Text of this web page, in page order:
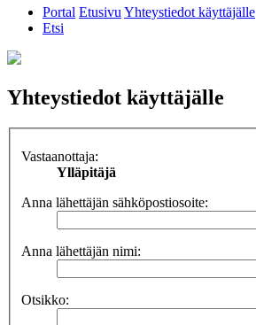
Portal EtusivuYhteystiedot käyttäjälle
Etsi
Yhteystiedot käyttäjälle
Vastaanottaja:
Ylläpitäjä
Anna lähettäjän sähköpostiosoite:
Anna lähettäjän nimi:
Otsikko: